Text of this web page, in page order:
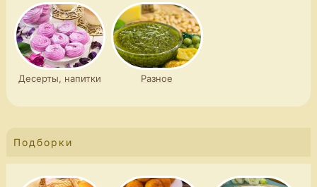
Десерты, напитки Разное
Подборки